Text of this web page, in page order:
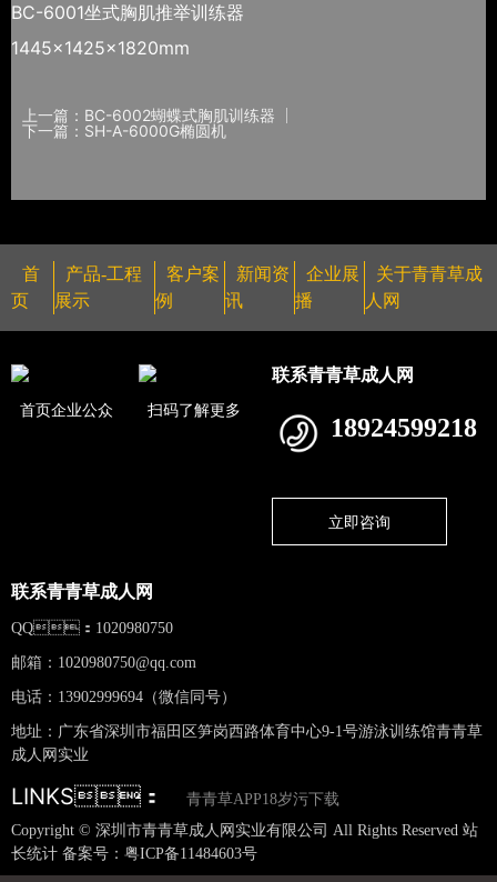
BC-6001坐式胸肌推举训练器
1445×1425×1820mm
上一篇：BC-6002蝴蝶式胸肌训练器
下一篇：SH-A-6000G椭圆机
首
页
产品-工程
展示
客户案
例
新闻资
讯
企业展
播
关于青青草成
人网
首页企业公众 扫码了解更多
联系青青草成人网
18924599218
立即咨询
联系青青草成人网
QQ：1020980750
邮箱： 1020980750@qq.com
电话：13902999694（微信同号）
地址：广东省深圳市福田区笋岗西路体育中心9-1号游泳训练馆青青草
成人网实业
LINKS：
青青草APP18岁污下载
Copyright © 深圳市青青草成人网实业有限公司 All Rights Reserved 站
长统计 备案号： 粤ICP备11484603号
网站地图